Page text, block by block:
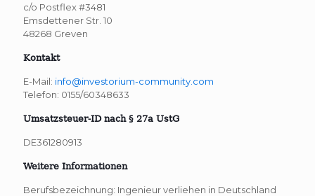
c/o Postflex #3481
Emsdettener Str. 10
48268 Greven
Kontakt
E-Mail: info@investorium-community.com
Telefon: 0155/60348633
Umsatzsteuer-ID nach § 27a UstG
DE361280913
Weitere Informationen
Berufsbezeichnung: Ingenieur verliehen in Deutschland